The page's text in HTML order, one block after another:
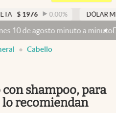
México
0.00% DÓLAR MEP $
minuto a minutoDólar hoy
Cabello
shampoo, para
lo recomiendan